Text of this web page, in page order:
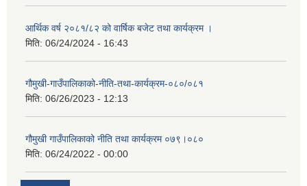
आर्थिक वर्ष २०८१/८२ को वार्षिक बजेट तथा कार्यक्रम ।
मिति: 06/24/2024 - 16:43
गौमुखी-गाउँपालिकाको-नीति-तथा-कार्यक्रम-०८०/०८१
मिति: 06/26/2023 - 12:13
गौमुखी गाउँपालिकाको नीति तथा कार्यक्रम ०७९।०८०
मिति: 06/24/2022 - 00:00